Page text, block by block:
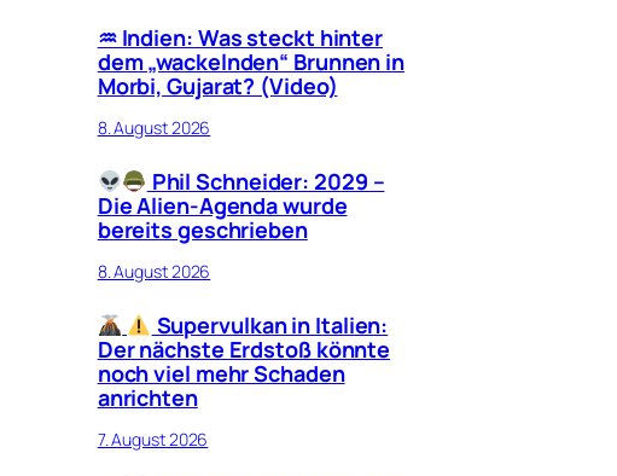
♒︎ Indien: Was steckt hinter
dem „wackelnden“ Brunnen in
Morbi, Gujarat? (Video)
8. August 2026
Phil Schneider: 2029 –
Die Alien-Agenda wurde
bereits geschrieben
8. August 2026
Supervulkan in Italien:
Der nächste Erdstoß könnte
noch viel mehr Schaden
anrichten
7. August 2026